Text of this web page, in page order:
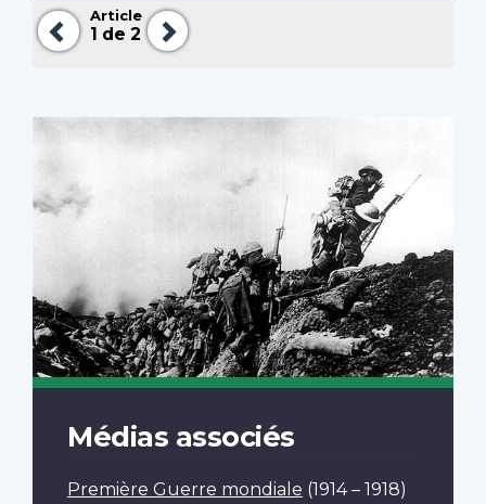
Précédent
Article
1 de 2
Suivant
Médias associés
Première Guerre mondiale (1914 – 1918)